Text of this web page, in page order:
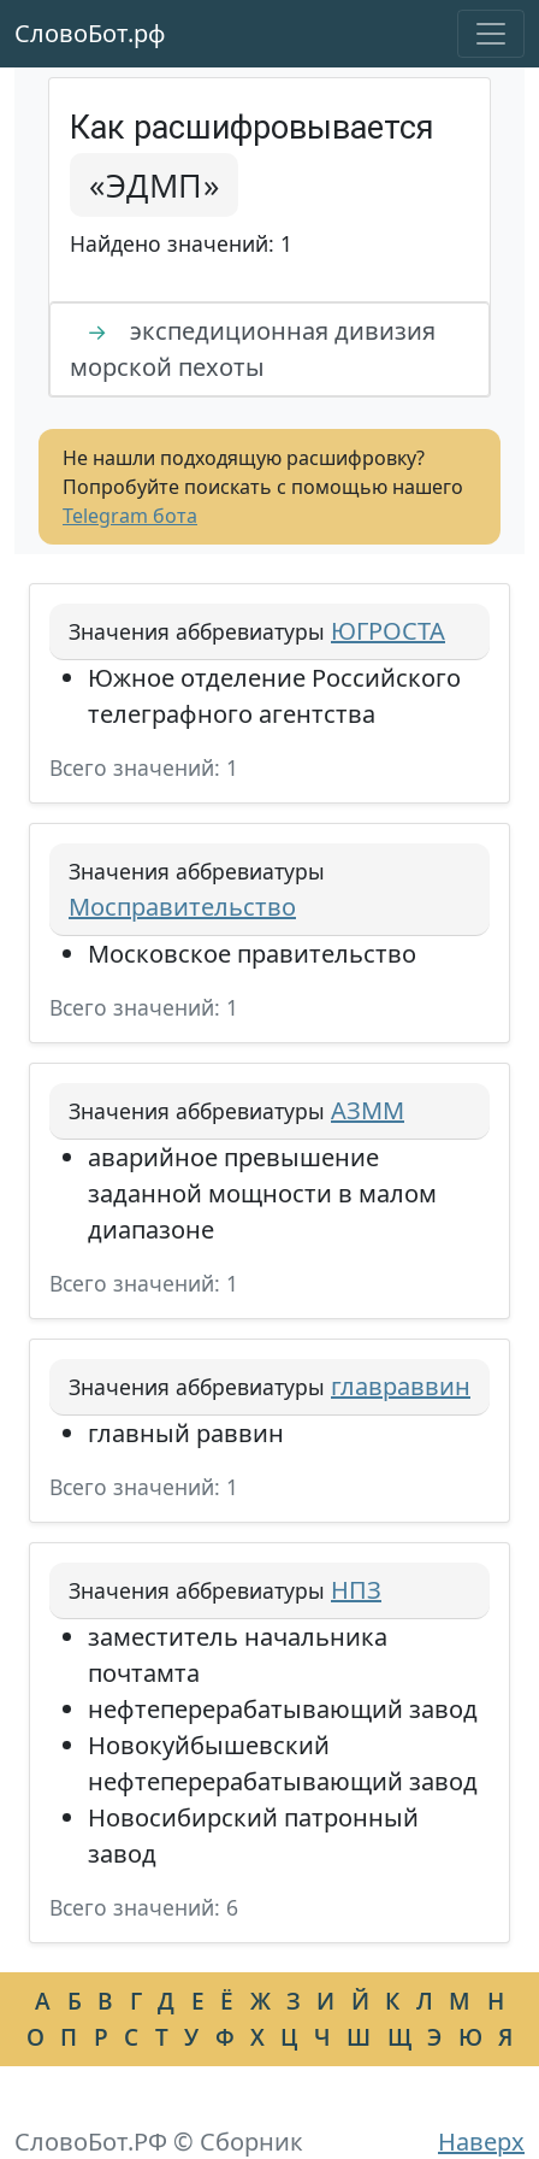
СловоБот.рф
Как расшифровывается
«ЭДМП»
Найдено значений: 1
→
экспедиционная дивизия
морской пехоты
Не нашли подходящую расшифровку?
Попробуйте поискать с помощью нашего
Telegram бота
Значения аббревиатуры ЮГРОСТА
Южное отделение Российского
телеграфного агентства
Всего значений: 1
Значения аббревиатуры
Мосправительство
Московское правительство
Всего значений: 1
Значения аббревиатуры АЗММ
аварийное превышение
заданной мощности в малом
диапазоне
Всего значений: 1
Значения аббревиатуры главраввин
главный раввин
Всего значений: 1
Значения аббревиатуры НПЗ
заместитель начальника
почтамта
нефтеперерабатывающий завод
Новокуйбышевский
нефтеперерабатывающий завод
Новосибирский патронный
завод
Всего значений: 6
А Б В Г Д Е Ё Ж З И Й К Л М
Н
О П Р С Т У Ф Х Ц Ч Ш Щ Э Ю Я
Наверх
СловоБот.РФ © Сборник